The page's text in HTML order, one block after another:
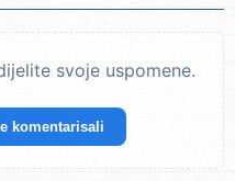
svoje uspomene.
komentarisali